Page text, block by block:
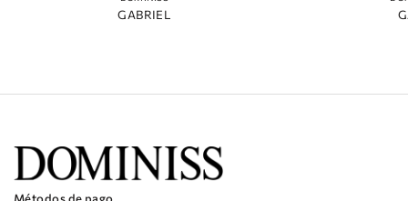
GABRIEL